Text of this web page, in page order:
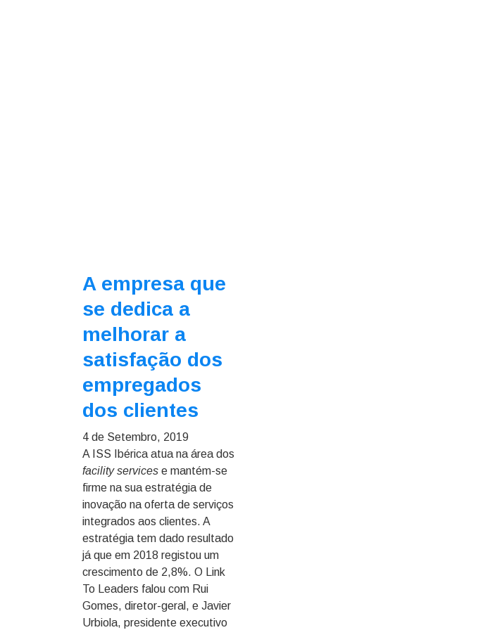
A empresa que
se dedica a
melhorar a
satisfação dos
empregados
dos clientes
4 de Setembro, 2019
A ISS Ibérica atua na área dos
facility services e mantém-se
firme na sua estratégia de
inovação na oferta de serviços
integrados aos clientes. A
estratégia tem dado resultado
já que em 2018 registou um
crescimento de 2,8%. O Link
To Leaders falou com Rui
Gomes, diretor-geral, e Javier
Urbiola, presidente executivo